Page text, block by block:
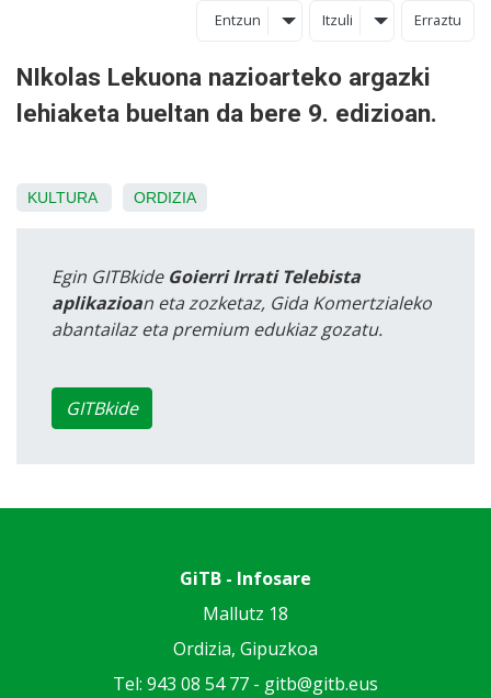
Entzun Itzuli Erraztu
NIkolas Lekuona nazioarteko argazki
lehiaketa bueltan da bere 9. edizioan.
KULTURA ORDIZIA
Egin GITBkide Goierri Irrati Telebista
aplikazioan eta zozketaz, Gida Komertzialeko
abantailaz eta premium edukiaz gozatu.
GITBkide
GiTB - Infosare
Mallutz 18
Ordizia, Gipuzkoa
Tel: 943 08 54 77 - gitb@gitb.eus